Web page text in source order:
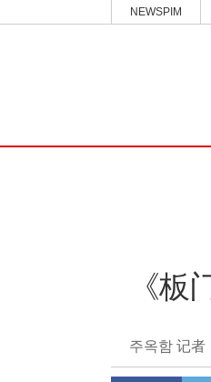
NEWSPIM
《
주옥함 记者